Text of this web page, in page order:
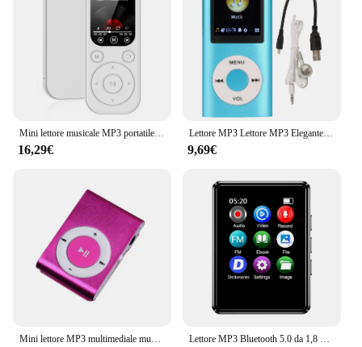
16,29€
Lettore MP3 Lettore MP3 Elegante suono multifunzionale senza perdita Sottile Schermo LCD da 1,8 pollici Lettore musicale MP3 portatile Lettore MP3
9,69€